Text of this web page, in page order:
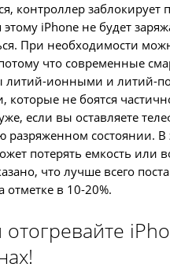
контроллер заблокирует
этому iPhone не будет
При необходимости
что современные
литий-ионными и литий-
которые не боятся
если вы оставляете
разряженном состоянии. В
потерять емкость или
что лучше всего
отметке в 10-20%.